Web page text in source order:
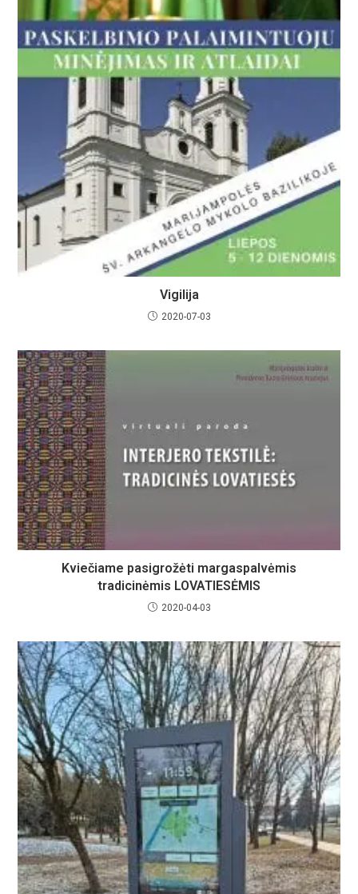
Vigilija
2020-07-03
Kviečiame pasigrožėti margaspalvėmis
tradicinėmis LOVATIESĖMIS
2020-04-03